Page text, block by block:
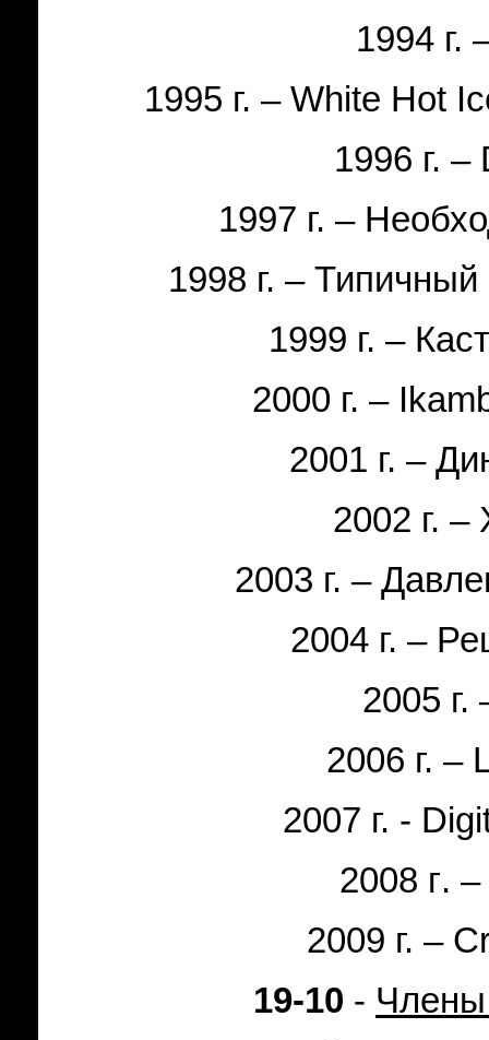
1994 г.
1995 г. – White Hot
1996 г. –
1997 г. –
1998 г. –
1999 г. –
2000 г. –
2001 г. –
2002 г. –
2003 г. –
2004 г. –
2005 г.
2006 г. –
2007 г. -
2008 г. –
2009 г. –
19-10 -